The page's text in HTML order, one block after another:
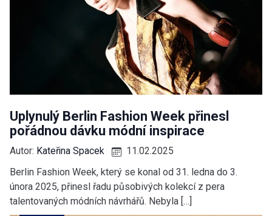
Uplynulý Berlin Fashion Week přinesl
pořádnou dávku módní inspirace
Autor: Kateřina Spacek
11.02.2025
Berlin Fashion Week, který se konal od 31. ledna do 3.
února 2025, přinesl řadu působivých kolekcí z pera
talentovaných módních návrhářů. Nebyla […]